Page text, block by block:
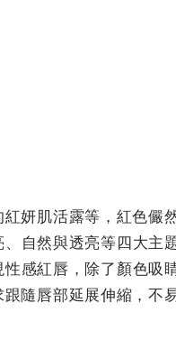
妍肌活露等，紅色儼
自然與透亮等四大主
感紅唇，除了顏色吸
隨唇部延展伸縮，不